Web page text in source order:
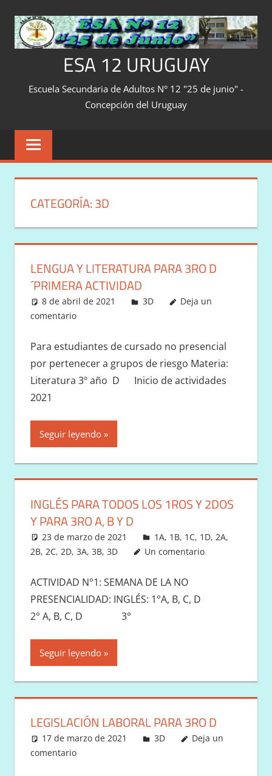
contenido
ESA 12 URUGUAY
Escuela Secundaria de Adultos N° 12 "25 de junio" -
Concepción del Uruguay
CATEGORÍA:3D
LENGUA Y LITERATURA PARA 3RO D
´PRIMERA ACTIVIDAD
8 de abril de 2021 Victor
3D
Deja un
comentario
Para estudiantes de cursado no presencial
por pertenecer a grupos de riesgo Materia:
Literatura 3º año D Inicio de actividades
2021
Seguir leyendo
INGLÉS PARA TODOS LOS 1ROS Y 2DOS
Y PARA 3RO A, B Y D
23 de marzo de 2021 Victor
1A, 1B, 1C, 1D, 2A,
2B, 2C, 2D, 3A, 3B, 3D Un comentario
ACTIVIDAD N°1: SEMANA DE LA NO
PRESENCIALIDAD: INGLÉS: 1°A, B, C, D
2° A, B, C, D 3°
Seguir leyendo
LEGISLACIÓN LABORAL PARA 3RO D
17 de marzo de 2021 Victor
3D
Deja un
comentario